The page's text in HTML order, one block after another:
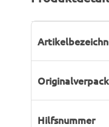
Hilfsnummer